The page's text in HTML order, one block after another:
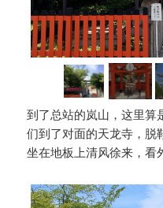
到了总站的岚山，这里算
们到了对面的天龙寺，脱
坐在地板上清风徐来，看